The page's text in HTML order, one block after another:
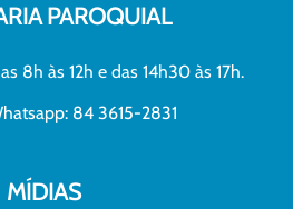
PAROQUIAL
8h às 12h e das 14h30 às 17h.
84 3615-2831
MÍDIAS